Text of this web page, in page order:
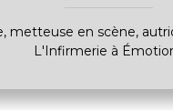
metteuse en scène,
L'Infirmerie à